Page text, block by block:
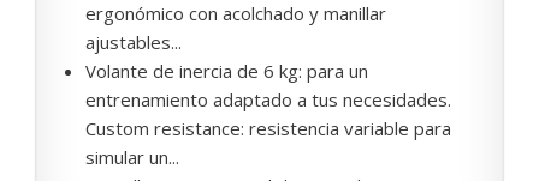
ergonómico con acolchado y manillar
ajustables...
Volante de inercia de 6 kg: para un
entrenamiento adaptado a tus necesidades.
Custom resistance: resistencia variable para
simular un...